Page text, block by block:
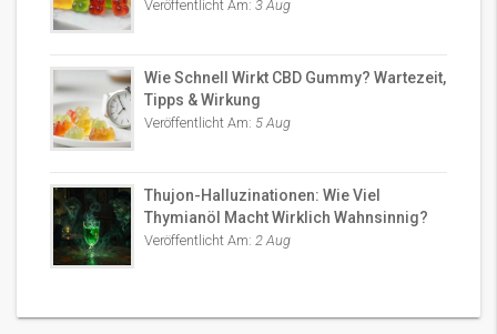
Veröffentlicht Am: 3 Aug
Wie Schnell Wirkt CBD Gummy? Wartezeit,
Tipps & Wirkung
Veröffentlicht Am: 5 Aug
Thujon-Halluzinationen: Wie Viel
Thymianöl Macht Wirklich Wahnsinnig?
Veröffentlicht Am: 2 Aug